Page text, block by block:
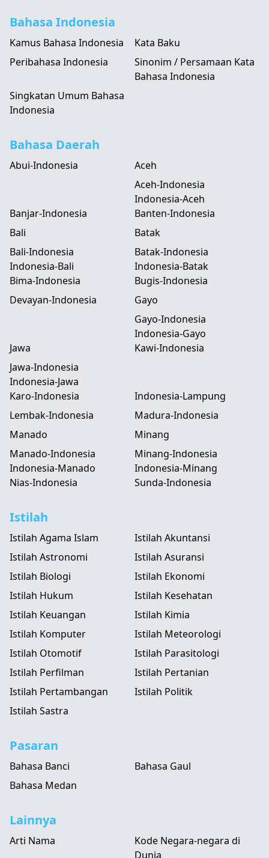
Bahasa Indonesia
Kamus Bahasa Indonesia
Kata Baku
Peribahasa Indonesia
Sinonim / Persamaan Kata
Bahasa Indonesia
Singkatan Umum Bahasa
Indonesia
Bahasa Daerah
Abui-Indonesia
Aceh
Aceh-Indonesia
Indonesia-Aceh
Banjar-Indonesia
Banten-Indonesia
Bali
Bali-Indonesia
Indonesia-Bali
Batak
Batak-Indonesia
Indonesia-Batak
Bima-Indonesia
Bugis-Indonesia
Devayan-Indonesia
Gayo
Gayo-Indonesia
Indonesia-Gayo
Jawa
Jawa-Indonesia
Indonesia-Jawa
Kawi-Indonesia
Karo-Indonesia
Indonesia-Lampung
Lembak-Indonesia
Madura-Indonesia
Manado
Manado-Indonesia
Indonesia-Manado
Minang
Minang-Indonesia
Indonesia-Minang
Nias-Indonesia
Sunda-Indonesia
Istilah
Istilah Agama Islam
Istilah Akuntansi
Istilah Astronomi
Istilah Asuransi
Istilah Biologi
Istilah Ekonomi
Istilah Hukum
Istilah Kesehatan
Istilah Keuangan
Istilah Kimia
Istilah Komputer
Istilah Meteorologi
Istilah Otomotif
Istilah Parasitologi
Istilah Perfilman
Istilah Pertanian
Istilah Pertambangan
Istilah Politik
Istilah Sastra
Pasaran
Bahasa Banci
Bahasa Gaul
Bahasa Medan
Lainnya
Arti Nama
Kode Negara-negara di
Dunia